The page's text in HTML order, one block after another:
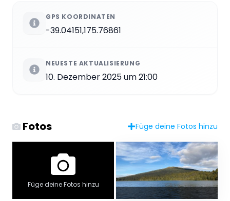
GPS KOORDINATEN
-39.04151,175.76861
NEUESTE AKTUALISIERUNG
10. Dezember 2025 um 21:00
Fotos Füge deine Fotos hinzu
Füge deine Fotos hinzu